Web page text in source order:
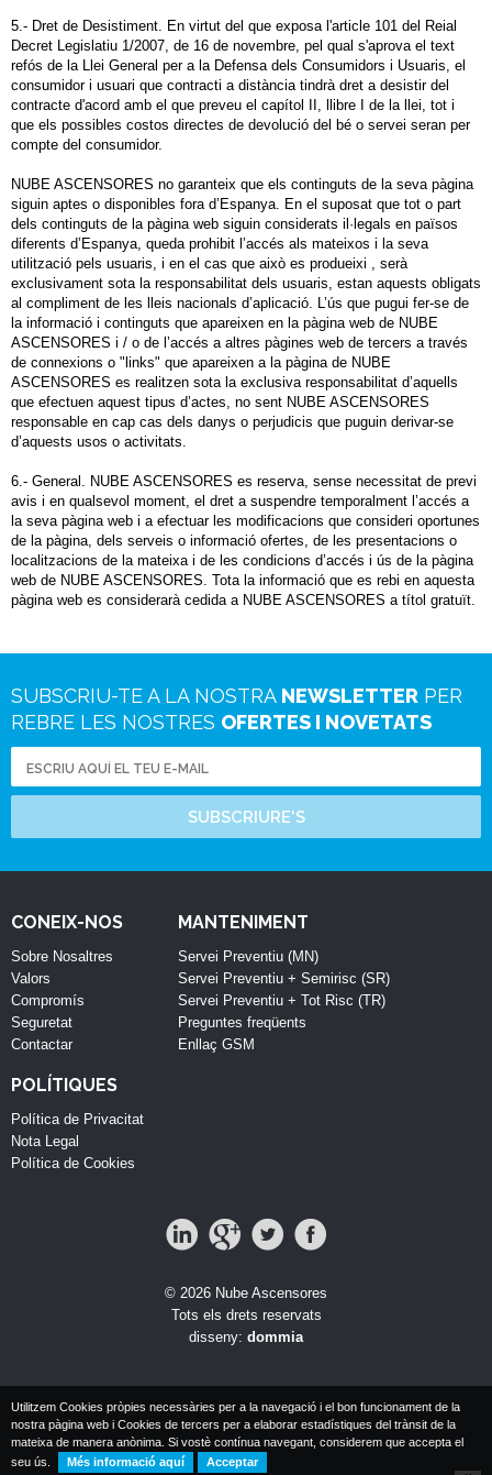
5.- Dret de Desistiment. En virtut del que exposa l'article 101 del Reial
Decret Legislatiu 1/2007, de 16 de novembre, pel qual s'aprova el text
refós de la Llei General per a la Defensa dels Consumidors i Usuaris, el
consumidor i usuari que contracti a distància tindrà dret a desistir del
contracte d'acord amb el que preveu el capítol II, llibre I de la llei, tot i
que els possibles costos directes de devolució del bé o servei seran per
compte del consumidor.
NUBE ASCENSORES no garanteix que els continguts de la seva pàgina
siguin aptes o disponibles fora d’Espanya. En el suposat que tot o part
dels continguts de la pàgina web siguin considerats il·legals en països
diferents d’Espanya, queda prohibit l’accés als mateixos i la seva
utilització pels usuaris, i en el cas que això es produeixi , serà
exclusivament sota la responsabilitat dels usuaris, estan aquests obligats
al compliment de les lleis nacionals d’aplicació. L’ús que pugui fer-se de
la informació i continguts que apareixen en la pàgina web de NUBE
ASCENSORES i / o de l’accés a altres pàgines web de tercers a través
de connexions o "links" que apareixen a la pàgina de NUBE
ASCENSORES es realitzen sota la exclusiva responsabilitat d’aquells
que efectuen aquest tipus d’actes, no sent NUBE ASCENSORES
responsable en cap cas dels danys o perjudicis que puguin derivar-se
d’aquests usos o activitats.
6.- General. NUBE ASCENSORES es reserva, sense necessitat de previ
avis i en qualsevol moment, el dret a suspendre temporalment l’accés a
la seva pàgina web i a efectuar les modificacions que consideri oportunes
de la pàgina, dels serveis o informació ofertes, de les presentacions o
localitzacions de la mateixa i de les condicions d’accés i ús de la pàgina
web de NUBE ASCENSORES. Tota la informació que es rebi en aquesta
pàgina web es considerarà cedida a NUBE ASCENSORES a títol gratuït.
SUBSCRIU-TE A LA NOSTRA NEWSLETTER PER
REBRE LES NOSTRES OFERTES I NOVETATS
SUBSCRIURE'S
CONEIX-NOS
Sobre Nosaltres
Valors
Compromís
Seguretat
Contactar
MANTENIMENT
Servei Preventiu (MN)
Servei Preventiu + Semirisc (SR)
Servei Preventiu + Tot Risc (TR)
Preguntes freqüents
Enllaç GSM
POLÍTIQUES
Política de Privacitat
Nota Legal
Política de Cookies
© 2026 Nube Ascensores
Tots els drets reservats
disseny: dommia
Utilitzem Cookies pròpies necessàries per a la navegació i el bon funcionament de la
nostra pàgina web i Cookies de tercers per a elaborar estadístiques del trànsit de la
mateixa de manera anònima. Si vostè contínua navegant, considerem que accepta el
seu ús.
Més informació aquí Acceptar